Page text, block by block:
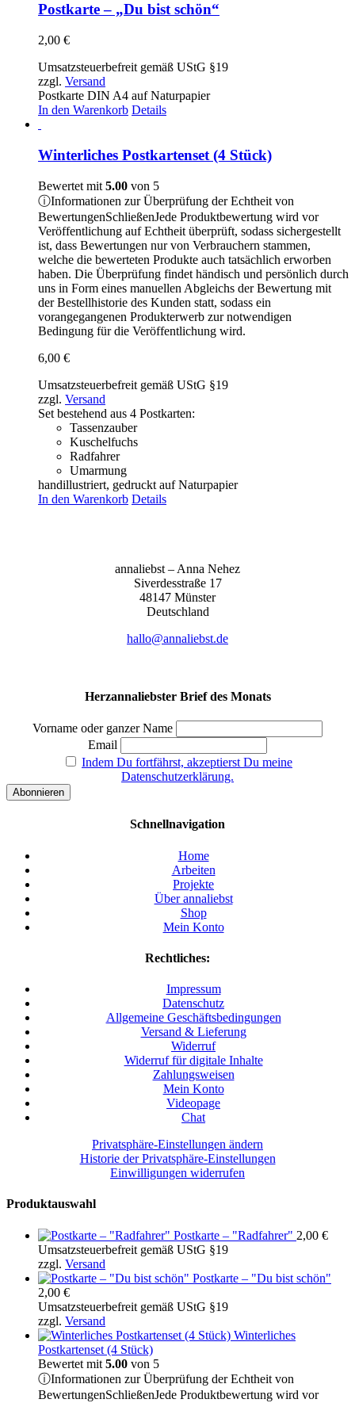
Postkarte – „Du bist schön“
2,00 €
Umsatzsteuerbefreit gemäß UStG §19
zzgl. Versand
Postkarte DIN A4 auf Naturpapier
In den Warenkorb Details
Winterliches Postkartenset (4 Stück)
Bewertet mit 5.00 von 5
ⓘInformationen zur Überprüfung der Echtheit von
BewertungenSchließenJede Produktbewertung wird vor
Veröffentlichung auf Echtheit überprüft, sodass sichergestellt
ist, dass Bewertungen nur von Verbrauchern stammen,
welche die bewerteten Produkte auch tatsächlich erworben
haben. Die Überprüfung findet händisch und persönlich durch
uns in Form eines manuellen Abgleichs der Bewertung mit
der Bestellhistorie des Kunden statt, sodass ein
vorangegangenen Produkterwerb zur notwendigen
Bedingung für die Veröffentlichung wird.
6,00 €
Umsatzsteuerbefreit gemäß UStG §19
zzgl. Versand
Set bestehend aus 4 Postkarten:
Tassenzauber
Kuschelfuchs
Radfahrer
Umarmung
handillustriert, gedruckt auf Naturpapier
In den Warenkorb Details
anna­liebst – Anna Nehez
Sive­r­des­stra­ße 17
48147 Müns­ter
Deutsch­land
hallo@annaliebst.de
Herzannaliebster Brief des Monats
Vorname oder ganzer Name
Email
Indem Du fortfährst, akzeptierst Du meine
Datenschutzerklärung.
Schnellnavigation
Home
Arbeiten
Projekte
Über annaliebst
Shop
Mein Konto
Rechtliches:
Impressum
Datenschutz
Allgemeine Geschäftsbedingungen
Versand & Lieferung
Widerruf
Widerruf für digitale Inhalte
Zahlungsweisen
Mein Konto
Videopage
Chat
Privatsphäre-Einstellungen ändern
Historie der Privatsphäre-Einstellungen
Einwilligungen widerrufen
Produktauswahl
Postkarte – "Radfahrer" 2,00 €
Umsatzsteuerbefreit gemäß UStG §19
zzgl. Versand
Postkarte – "Du bist schön"
2,00 €
Umsatzsteuerbefreit gemäß UStG §19
zzgl. Versand
Winterliches
Postkartenset (4 Stück)
Bewertet mit 5.00 von 5
ⓘInformationen zur Überprüfung der Echtheit von
BewertungenSchließenJede Produktbewertung wird vor